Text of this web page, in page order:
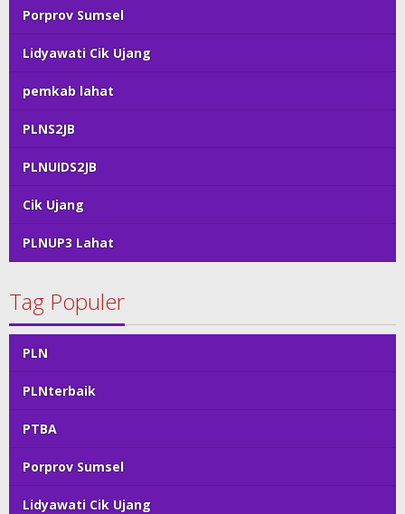
Porprov Sumsel
Lidyawati Cik Ujang
pemkab lahat
PLNS2JB
PLNUIDS2JB
Cik Ujang
PLNUP3 Lahat
Tag Populer
PLN
PLNterbaik
PTBA
Porprov Sumsel
Lidyawati Cik Ujang